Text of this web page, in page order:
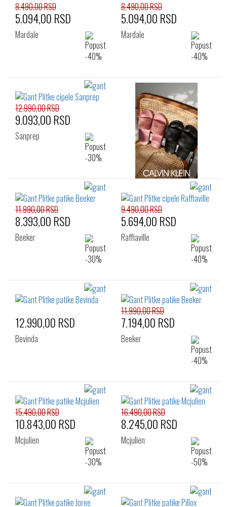
8.490,00 RSD
5.094,00 RSD
Mardale
8.490,00 RSD
5.094,00 RSD
Mardale
12.990,00 RSD
9.093,00 RSD
Sanprep
11.990,00 RSD
8.393,00 RSD
Beeker
9.490,00 RSD
5.694,00 RSD
Raffiaville
12.990,00 RSD
Bevinda
11.990,00 RSD
7.194,00 RSD
Beeker
15.490,00 RSD
10.843,00 RSD
Mcjulien
16.490,00 RSD
8.245,00 RSD
Mcjulien